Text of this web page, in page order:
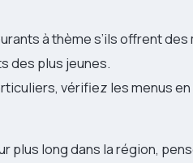
à thème s’ils offrent
des plus jeunes.
vérifiez les menus
plus long dans la région,